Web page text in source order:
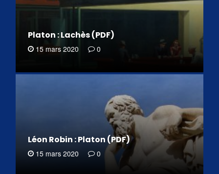
Platon : Lachès (PDF)
15 mars 2020 0
Léon Robin : Platon (PDF)
15 mars 2020 0